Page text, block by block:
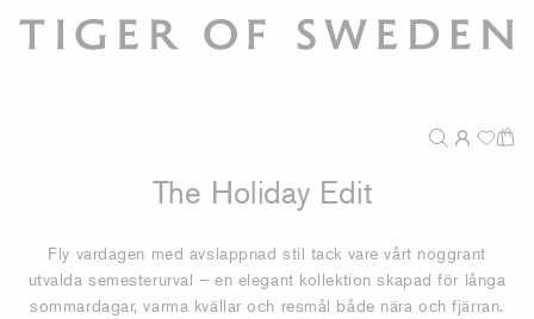
The Holiday Edit
Fly vardagen med avslappnad stil tack vare vårt noggrant
utvalda semesterurval – en elegant kollektion skapad för långa
sommardagar, varma kvällar och resmål både nära och fjärran.